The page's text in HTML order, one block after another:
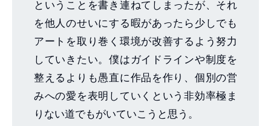
ということを書き連ねてしまったが、それ
を他人のせいにする暇があったら少しでも
アートを取り巻く環境が改善するよう努力
していきたい。僕はガイドラインや制度を
整えるよりも愚直に作品を作り、個別の営
みへの愛を表明していくという非効率極ま
りない道でもがいていこうと思う。